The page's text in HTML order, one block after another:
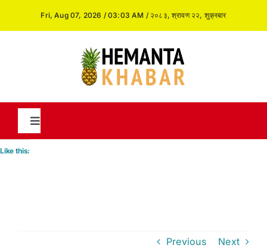
Fri, Aug 07, 2026 / 03:03 AM / २०८३, श्रावण २२, शुक्रबार
Toggle
Navigation
Like this:
Previous Next